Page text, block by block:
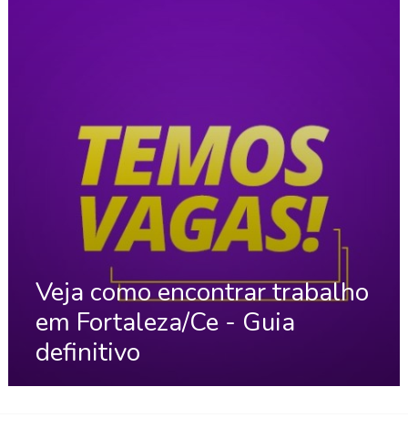
Veja como encontrar trabalho
em Fortaleza/Ce - Guia
definitivo